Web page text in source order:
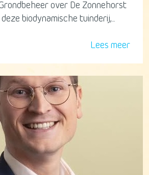
over De Zonnehorst
biodynamische tuinderij,...
Lees meer